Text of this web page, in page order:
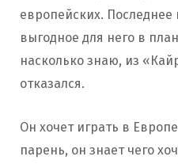
европейских.
выгодное для него в
насколько знаю, из
отказался.
Он хочет играть в
парень, он знает чего